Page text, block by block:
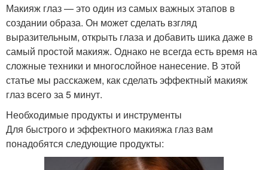
Макияж глаз — это один из самых важных этапов в
создании образа. Он может сделать взгляд
выразительным, открыть глаза и добавить шика даже в
самый простой макияж. Однако не всегда есть время на
сложные техники и многослойное нанесение. В этой
статье мы расскажем, как сделать эффектный макияж
глаз всего за 5 минут.
Необходимые продукты и инструменты
Для быстрого и эффектного макияжа глаз вам
понадобятся следующие продукты: